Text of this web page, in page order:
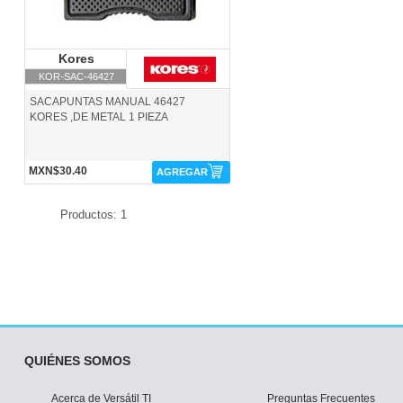
Kores
KOR-SAC-46427
Kores
SACAPUNTAS MANUAL 46427
KORES ,DE METAL 1 PIEZA
MXN$30.40 AGREGAR
Productos: 1
QUIÉNES SOMOS
Acerca de Versátil TI Preguntas Frecuentes